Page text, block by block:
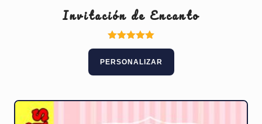
Invitación de Encanto
Valorado
5.00
de 5
PERSONALIZAR